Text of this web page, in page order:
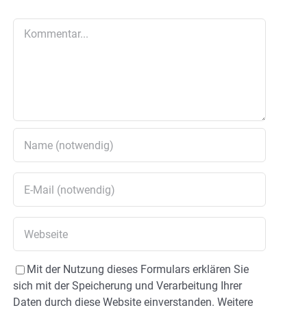
Mit der Nutzung dieses Formulars erklären Sie
sich mit der Speicherung und Verarbeitung Ihrer
Daten durch diese Website einverstanden. Weitere